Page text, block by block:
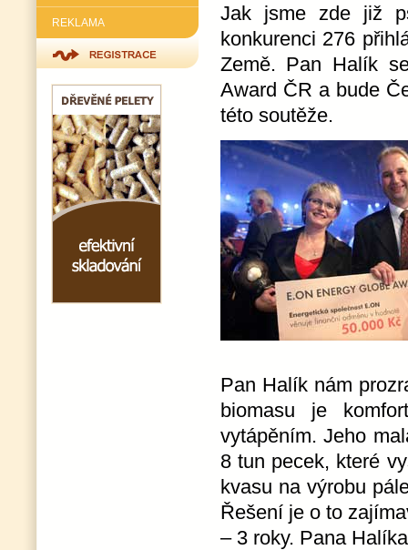
REKLAMA
Jak jsme zde již
konkurenci 276
Země. Pan Halík
Award ČR a bude
této soutěže.
Pan Halík nám
biomasu je
vytápěním. Jeho
8 tun pecek, které
kvasu na výrobu
Řešení je o to
– 3 roky. Pana